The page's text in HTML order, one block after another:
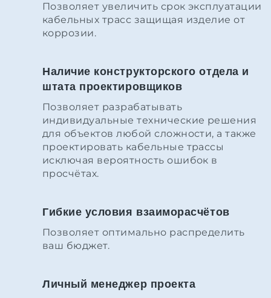
Позволяет увеличить срок эксплуатации
кабельных трасс защищая изделие от
коррозии.
Наличие конструкторского отдела и
штата проектировщиков
Позволяет разрабатывать
индивидуальные технические решения
для объектов любой сложности, а также
проектировать кабельные трассы
исключая вероятность ошибок в
просчётах.
Гибкие условия взаиморасчётов
Позволяет оптимально распределить
ваш бюджет.
Личный менеджер проекта